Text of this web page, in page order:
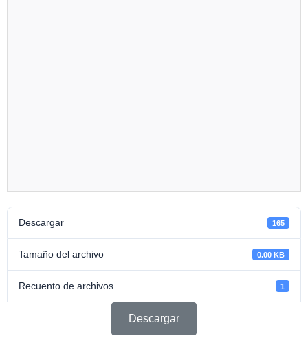
Descargar 165
Tamaño del archivo 0.00 KB
Recuento de archivos 1
Descargar